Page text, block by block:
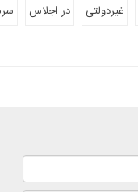
غیردولتی در اجلاس